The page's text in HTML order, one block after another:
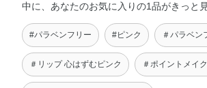
中に、あなたのお気に入りの1品がきっと
#パラベンフリー #ピンク ＃パラベン
＃リップ 心はずむピンク ＃ポイントメイ